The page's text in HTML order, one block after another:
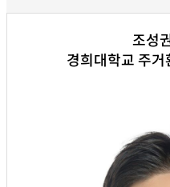
조성
경희대학교 주